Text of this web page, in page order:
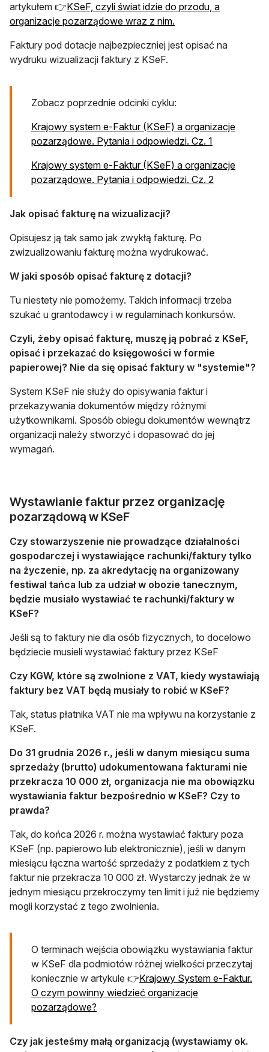
artykułem 👉KSeF, czyli świat idzie do przodu, a
organizacje pozarządowe wraz z nim.
Faktury pod dotacje najbezpieczniej jest opisać na
wydruku wizualizacji faktury z KSeF.
Zobacz poprzednie odcinki cyklu:
Krajowy system e-Faktur (KSeF) a organizacje
pozarządowe. Pytania i odpowiedzi. Cz. 1
Krajowy system e-Faktur (KSeF) a organizacje
pozarządowe. Pytania i odpowiedzi. Cz. 2
Jak opisać fakturę na wizualizacji?
Opisujesz ją tak samo jak zwykłą fakturę. Po
zwizualizowaniu fakturę można wydrukować.
W jaki sposób opisać fakturę z dotacji?
Tu niestety nie pomożemy. Takich informacji trzeba
szukać u grantodawcy i w regulaminach konkursów.
Czyli, żeby opisać fakturę, muszę ją pobrać z KSeF,
opisać i przekazać do księgowości w formie
papierowej? Nie da się opisać faktury w "systemie"?
System KSeF nie służy do opisywania faktur i
przekazywania dokumentów między różnymi
użytkownikami. Sposób obiegu dokumentów wewnątrz
organizacji należy stworzyć i dopasować do jej
wymagań.
Wystawianie faktur przez organizację
pozarządową w KSeF
Czy stowarzyszenie nie prowadzące działalności
gospodarczej i wystawiające rachunki/faktury tylko
na życzenie, np. za akredytację na organizowany
festiwal tańca lub za udział w obozie tanecznym,
będzie musiało wystawiać te rachunki/faktury w
KSeF?
Jeśli są to faktury nie dla osób fizycznych, to docelowo
będziecie musieli wystawiać faktury przez KSeF
Czy KGW, które są zwolnione z VAT, kiedy wystawiają
faktury bez VAT będą musiały to robić w KSeF?
Tak, status płatnika VAT nie ma wpływu na korzystanie z
KSeF.
Do 31 grudnia 2026 r., jeśli w danym miesiącu suma
sprzedaży (brutto) udokumentowana fakturami nie
przekracza 10 000 zł, organizacja nie ma obowiązku
wystawiania faktur bezpośrednio w KSeF? Czy to
prawda?
Tak, do końca 2026 r. można wystawiać faktury poza
KSeF (np. papierowo lub elektronicznie), jeśli w danym
miesiącu łączna wartość sprzedaży z podatkiem z tych
faktur nie przekracza 10 000 zł. Wystarczy jednak że w
jednym miesiącu przekroczymy ten limit i już nie będziemy
mogli korzystać z tego zwolnienia.
O terminach wejścia obowiązku wystawiania faktur
w KSeF dla podmiotów różnej wielkości przeczytaj
koniecznie w artykule 👉Krajowy System e-Faktur.
O czym powinny wiedzieć organizacje
pozarządowe?
Czy jak jesteśmy małą organizacją (wystawiamy ok.